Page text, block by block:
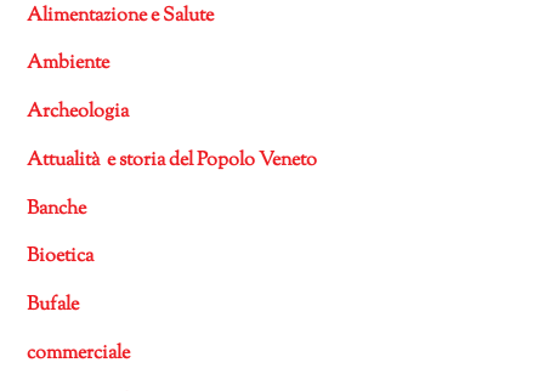
Alimentazione e Salute
Ambiente
Archeologia
Attualità e storia del Popolo Veneto
Banche
Bioetica
Bufale
commerciale